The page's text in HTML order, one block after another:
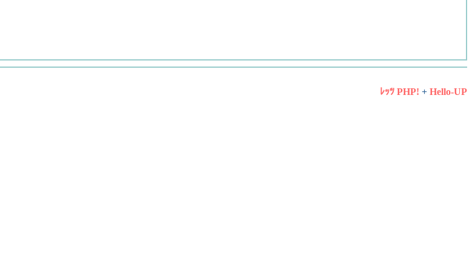
ﾚｯﾂ PHP! + Hello-UP